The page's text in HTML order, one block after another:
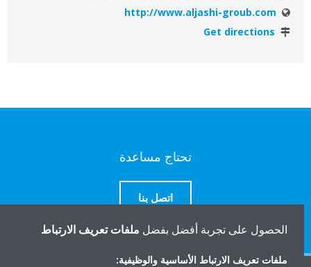
http://www.aljashi-groub.com
Get directions
تحتاج مساعدة
اتصل بنا
الحصول على تجربة أفضل بفضل ملفات تعريف الارتباط
ملفات تعريف الارتباط الأساسية والوظيفية: